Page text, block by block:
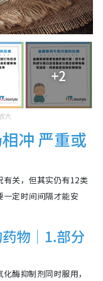
+2
大
冲 严重或
关，但其实仍有12类
定时间间隔才能安
物｜1.部分
酶抑制剂同时服用，